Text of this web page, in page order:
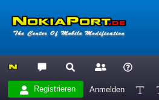
Registrieren Anmelden